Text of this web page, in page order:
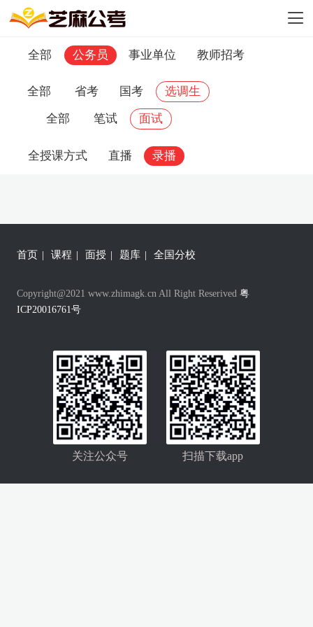
全部 公务员 事业单位 教师招考
全部 省考 国考 选调生
全部 笔试 面试
全授课方式 直播 录播
首页 | 课程 | 面授 | 题库 | 全国分校
Copyright@2021 www.zhimagk.cn All Right Reserived 粤
ICP20016761号
关注公众号 扫描下载app